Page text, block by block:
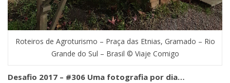
Roteiros de Agroturismo – Praça das Etnias, Gramado – Rio
Grande do Sul – Brasil © Viaje Comigo
Desafio 2017 – #306 Uma fotografia por dia…